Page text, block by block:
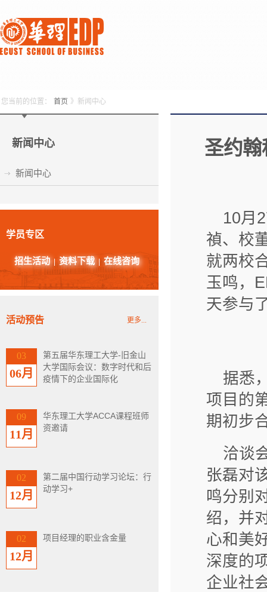
您当前的位置： 首页 》新闻中心
新闻中心
新闻中心
学员专区
招生活动 资料下载 | 在线咨询
活动预告 更多...
03
06月
第五届华东理工大学-旧金山
大学国际会议：数字时代和后
疫情下的企业国际化
09
11月
华东理工大学ACCA课程班师
资邀请
02
12月
第二届中国行动学习论坛：行
动学习+
02
12月
项目经理的职业含金量
圣约
10月
禎、校
就两校
玉鸣，
天参与
据悉
项目的
期初步
洽谈
张磊对
鸣分别
绍，并
心和美
深度的
企业社